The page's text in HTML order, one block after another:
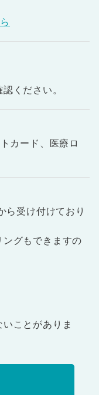
ください。
カード、医療ロ
ら受け付けており
グもできますの
いことがありま